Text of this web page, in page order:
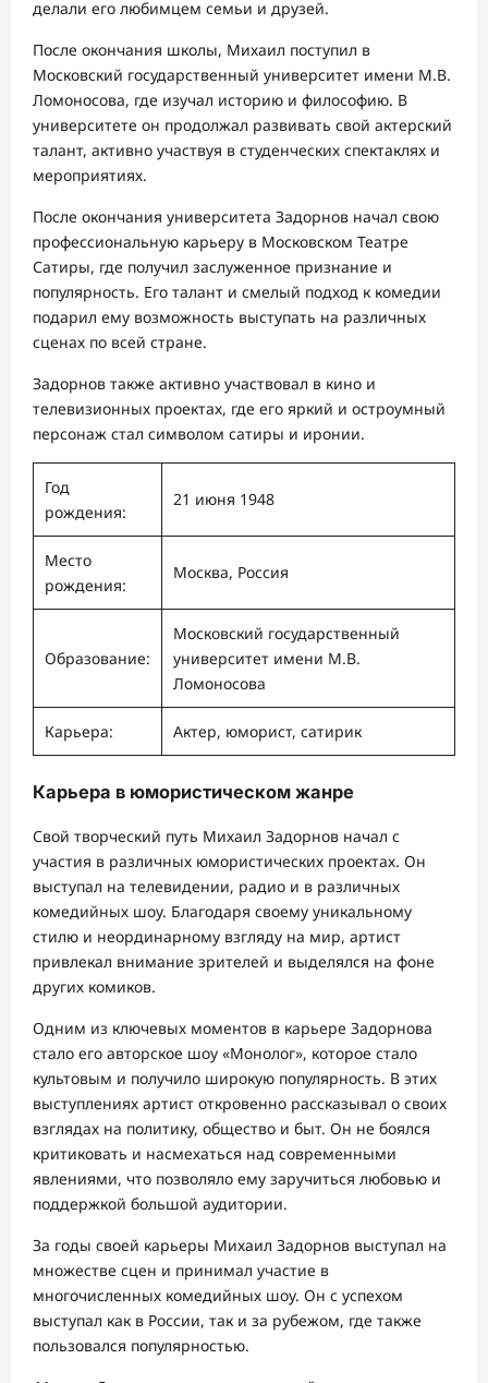
делали его любимцем семьи и друзей.
После окончания школы, Михаил поступил в
Московский государственный университет имени М.В.
Ломоносова, где изучал историю и философию. В
университете он продолжал развивать свой актерский
талант, активно участвуя в студенческих спектаклях и
мероприятиях.
После окончания университета Задорнов начал свою
профессиональную карьеру в Московском Театре
Сатиры, где получил заслуженное признание и
популярность. Его талант и смелый подход к комедии
подарил ему возможность выступать на различных
сценах по всей стране.
Задорнов также активно участвовал в кино и
телевизионных проектах, где его яркий и остроумный
персонаж стал символом сатиры и иронии.
Год
рождения:
21 июня 1948
Место
рождения:
Москва, Россия
Образование:
Московский государственный
университет имени М.В.
Ломоносова
Карьера: Актер, юморист, сатирик
Карьера в юмористическом жанре
Свой творческий путь Михаил Задорнов начал с
участия в различных юмористических проектах. Он
выступал на телевидении, радио и в различных
комедийных шоу. Благодаря своему уникальному
стилю и неординарному взгляду на мир, артист
привлекал внимание зрителей и выделялся на фоне
других комиков.
Одним из ключевых моментов в карьере Задорнова
стало его авторское шоу «Монолог», которое стало
культовым и получило широкую популярность. В этих
выступлениях артист откровенно рассказывал о своих
взглядах на политику, общество и быт. Он не боялся
критиковать и насмехаться над современными
явлениями, что позволяло ему заручиться любовью и
поддержкой большой аудитории.
За годы своей карьеры Михаил Задорнов выступал на
множестве сцен и принимал участие в
многочисленных комедийных шоу. Он с успехом
выступал как в России, так и за рубежом, где также
пользовался популярностью.